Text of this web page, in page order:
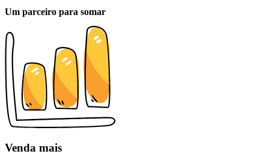
Um parceiro para somar
Venda mais